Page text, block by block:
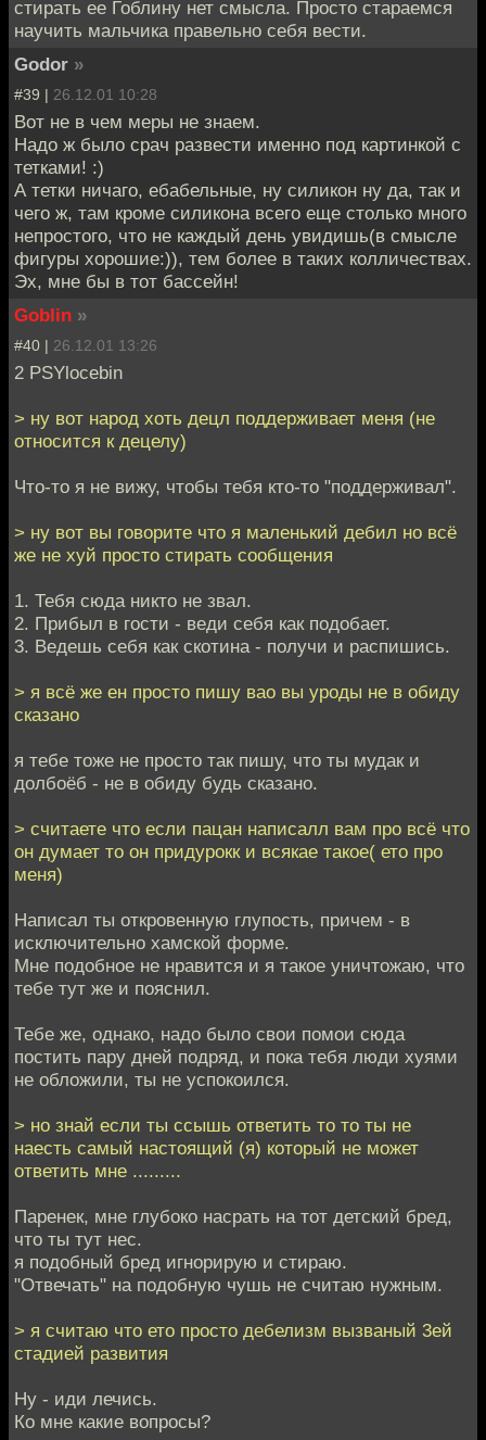
стирать ее Гоблину нет смысла. Просто стараемся
научить мальчика правельно себя вести.
Godor »
#39 | 26.12.01 10:28
Вот не в чем меры не знаем.
Надо ж было срач развести именно под картинкой с
тетками! :)
А тетки ничаго, ебабельные, ну силикон ну да, так и
чего ж, там кроме силикона всего еще столько много
непростого, что не каждый день увидишь(в смысле
фигуры хорошие:)), тем более в таких колличествах.
Эх, мне бы в тот бассейн!
Goblin »
#40 | 26.12.01 13:26
2 PSYlocebin
> ну вот народ хоть децл поддерживает меня (не
относится к децелу)
Что-то я не вижу, чтобы тебя кто-то "поддерживал".
> ну вот вы говорите что я маленький дебил но всё
же не хуй просто стирать сообщения
1. Тебя сюда никто не звал.
2. Прибыл в гости - веди себя как подобает.
3. Ведешь себя как скотина - получи и распишись.
> я всё же ен просто пишу вао вы уроды не в обиду
сказано
я тебе тоже не просто так пишу, что ты мудак и
долбоёб - не в обиду будь сказано.
> считаете что если пацан написалл вам про всё что
он думает то он придурокк и всякае такое( ето про
меня)
Написал ты откровенную глупость, причем - в
исключительно хамской форме.
Мне подобное не нравится и я такое уничтожаю, что
тебе тут же и пояснил.
Тебе же, однако, надо было свои помои сюда
постить пару дней подряд, и пока тебя люди хуями
не обложили, ты не успокоился.
> но знай если ты ссышь ответить то то ты не
наесть самый настоящий (я) который не может
ответить мне .........
Паренек, мне глубоко насрать на тот детский бред,
что ты тут нес.
я подобный бред игнорирую и стираю.
"Отвечать" на подобную чушь не считаю нужным.
> я считаю что ето просто дебелизм вызваный 3ей
стадией развития
Ну - иди лечись.
Ко мне какие вопросы?